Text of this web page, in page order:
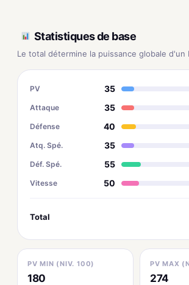
Statistiques de base
Le total détermine la puissance globale d'un
PV 35
Attaque 35
Défense 40
Atq. Spé. 35
Déf. Spé. 55
Vitesse 50
Total
PV MIN (NIV. 100)
180
PV MAX
274